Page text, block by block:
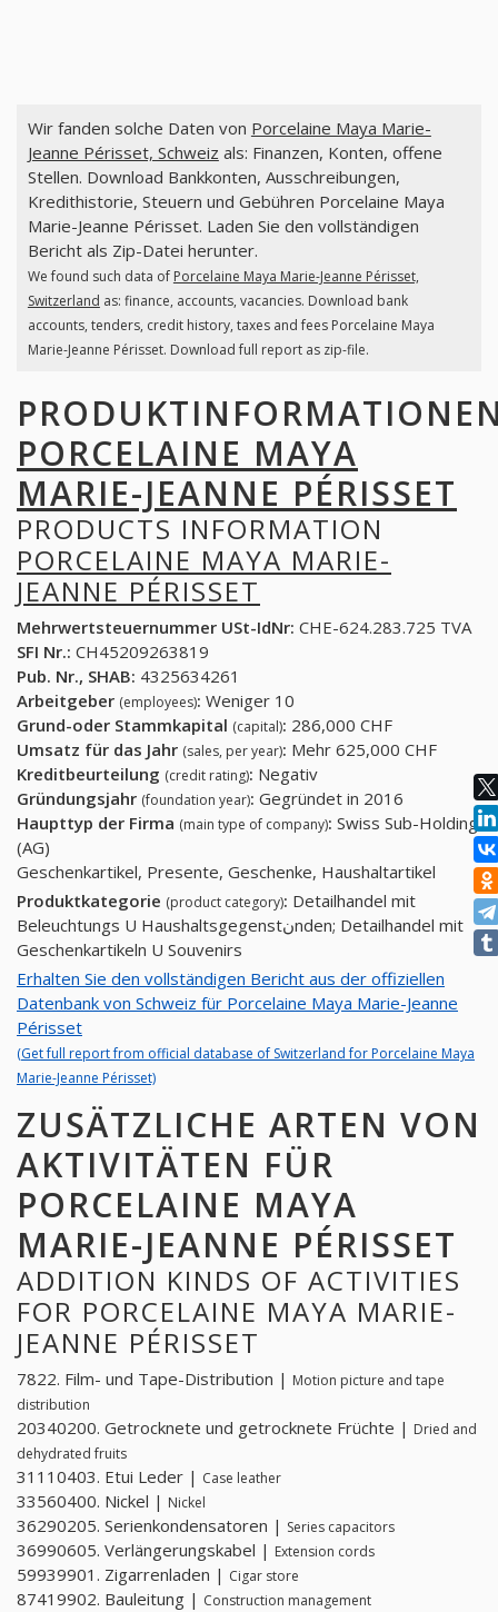
Wir fanden solche Daten von Porcelaine Maya Marie-
Jeanne Périsset, Schweiz als: Finanzen, Konten, offene
Stellen. Download Bankkonten, Ausschreibungen,
Kredithistorie, Steuern und Gebühren Porcelaine Maya
Marie-Jeanne Périsset. Laden Sie den vollständigen
Bericht als Zip-Datei herunter.
We found such data of Porcelaine Maya Marie-Jeanne Périsset,
Switzerland as: finance, accounts, vacancies. Download bank
accounts, tenders, credit history, taxes and fees Porcelaine Maya
Marie-Jeanne Périsset. Download full report as zip-file.
PORCELAINE MAYA
MARIE-JEANNE PÉRISSET
PRODUCTS INFORMATION
PORCELAINE MAYA MARIE-
JEANNE PÉRISSET
Mehrwertsteuernummer USt-IdNr: CHE-624.283.725 TVA
SFI Nr.: CH45209263819
Pub. Nr., SHAB: 4325634261
Arbeitgeber (employees): Weniger 10
Grund-oder Stammkapital (capital): 286,000 CHF
Umsatz für das Jahr (sales, per year): Mehr 625,000 CHF
Kreditbeurteilung (credit rating): Negativ
Gründungsjahr (foundation year): Gegründet in 2016
Haupttyp der Firma (main type of company): Swiss Sub-Holding
(AG)
Geschenkartikel, Presente, Geschenke, Haushaltartikel
Produktkategorie (product category): Detailhandel mit
Beleuchtungs U Haushaltsgegenstنnden; Detailhandel mit
Geschenkartikeln U Souvenirs
Erhalten Sie den vollständigen Bericht aus der offiziellen
Datenbank von Schweiz für Porcelaine Maya Marie-Jeanne
Périsset
(Get full report from official database of Switzerland for Porcelaine Maya
Marie-Jeanne Périsset)
ZUSÄTZLICHE ARTEN VON
AKTIVITÄTEN FÜR
PORCELAINE MAYA
MARIE-JEANNE PÉRISSET
ADDITION KINDS OF ACTIVITIES
FOR PORCELAINE MAYA MARIE-
JEANNE PÉRISSET
7822. Film- und Tape-Distribution | Motion picture and tape
distribution
20340200. Getrocknete und getrocknete Früchte | Dried and
dehydrated fruits
31110403. Etui Leder | Case leather
33560400. Nickel | Nickel
36290205. Serienkondensatoren | Series capacitors
36990605. Verlängerungskabel | Extension cords
59939901. Zigarrenladen | Cigar store
87419902. Bauleitung | Construction management